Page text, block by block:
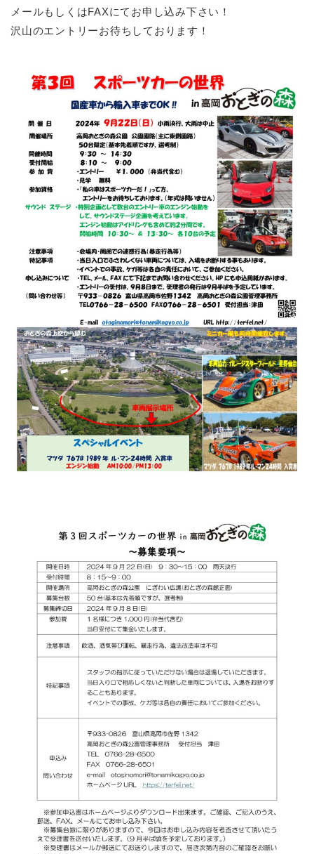
メールもしくはFAXにてお申し込み下さい！
沢山のエントリーお待ちしております！